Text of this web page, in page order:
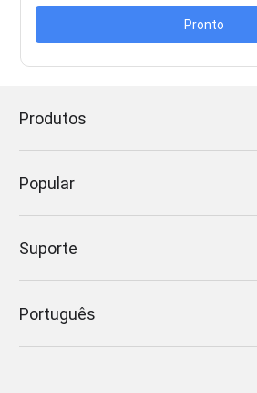
Pronto
Produtos
Popular
Suporte
Português